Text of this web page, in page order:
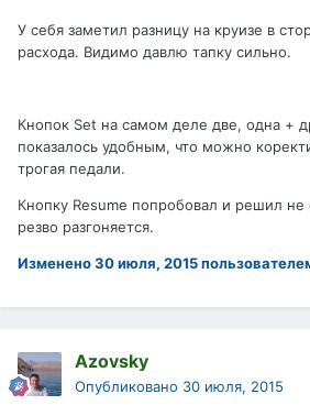
У себя заметил разницу на круизе в
расхода. Видимо давлю тапку сильно.
Кнопок Set на самом деле две, одна +
показалось удобным, что можно
трогая педали.
Кнопку Resume попробовал и решил не
резво разгоняется.
Изменено30 июля, 2015
Azovsky
Опубликовано 30 июля, 2015